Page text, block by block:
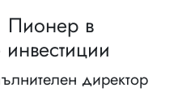
Пионер в
инвестиции
директор